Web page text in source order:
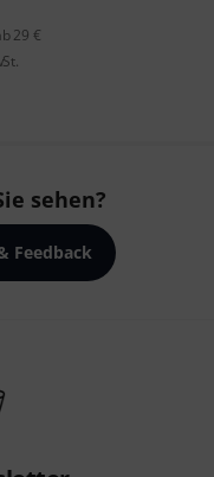
29 €
sehen?
Feedback